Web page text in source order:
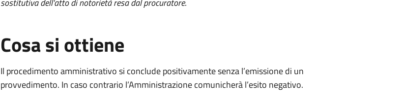
sostitutiva dell'atto di notorietà resa dal procuratore.
Cosa si ottiene
Il procedimento amministrativo si conclude positivamente senza l’emissione di un
provvedimento. In caso contrario l’Amministrazione comunicherà l’esito negativo.